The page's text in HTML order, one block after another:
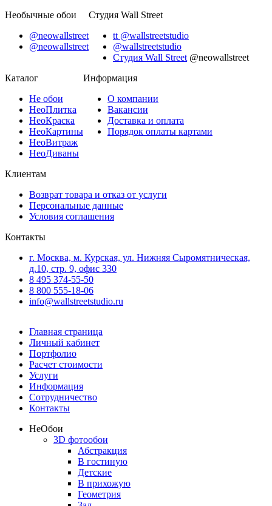
Необычные обои
@neowallstreet
@neowallstreet
Студия Wall Street
tt @wallstreetstudio
@wallstreetstudio
Студия Wall Street @neowallstreet
Каталог
Не обои
НеоПлитка
НеоКраска
НеоКартины
НеоВитраж
НеоДиваны
Информация
О компании
Вакансии
Доставка и оплата
Порядок оплаты картами
Клиентам
Возврат товара и отказ от услуги
Персональные данные
Условия соглашения
Контакты
г. Москва, м. Курская, ул. Нижняя Сыромятническая,
д.10, стр. 9, офис 330
8 495 374-55-50
8 800 555-18-06
info@wallstreetstudio.ru
Главная страница
Личный кабинет
Портфолио
Расчет стоимости
Услуги
Информация
Сотрудничество
Контакты
НеОбои
3D фотообои
Абстракция
В гостиную
Детские
В прихожую
Геометрия